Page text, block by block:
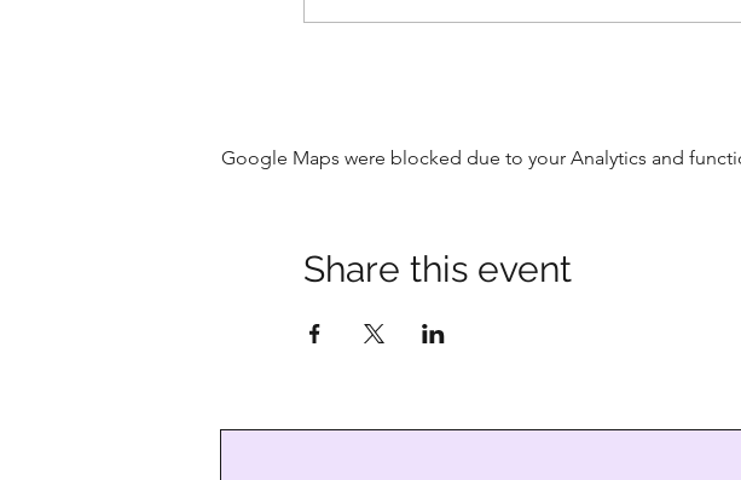
Google Maps were blocked due to your Analytics and
Share this event